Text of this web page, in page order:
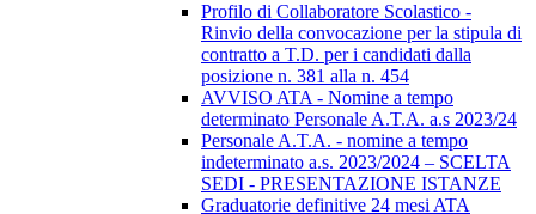
Profilo di Collaboratore Scolastico -
Rinvio della convocazione per la stipula di
contratto a T.D. per i candidati dalla
posizione n. 381 alla n. 454
AVVISO ATA - Nomine a tempo
determinato Personale A.T.A. a.s 2023/24
Personale A.T.A. - nomine a tempo
indeterminato a.s. 2023/2024 – SCELTA
SEDI - PRESENTAZIONE ISTANZE
Graduatorie definitive 24 mesi ATA